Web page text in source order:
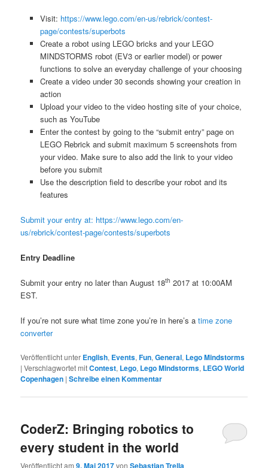
Visit: https://www.lego.com/en-us/rebrick/contest-
page/contests/superbots
Create a robot using LEGO bricks and your LEGO
MINDSTORMS robot (EV3 or earlier model) or power
functions to solve an everyday challenge of your choosing
Create a video under 30 seconds showing your creation in
action
Upload your video to the video hosting site of your choice,
such as YouTube
Enter the contest by going to the “submit entry” page on
LEGO Rebrick and submit maximum 5 screenshots from
your video. Make sure to also add the link to your video
before you submit
Use the description field to describe your robot and its
features
Submit your entry at: https://www.lego.com/en-
us/rebrick/contest-page/contests/superbots
Entry Deadline
Submit your entry no later than August 18th 2017 at 10:00AM
EST.
If you’re not sure what time zone you’re in here’s atime zone
converter
Veröffentlicht unter English, Events,Fun,General, Lego Mindstorms
|Verschlagwortet mitContest, Lego, Lego Mindstorms, LEGO World
Copenhagen |Schreibe einen Kommentar
CoderZ: Bringing robotics to
every student in the world
Veröffentlicht am9. Mai 2017vonSebastian Trella